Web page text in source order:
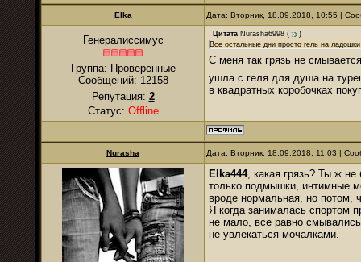
Elka Дата: Вторник, 18.09.2018, 10:55 |
Генералиссимус
Группа: Проверенные
Сообщений: 12158
Репутация: 2
Статус: Offline
Цитата Nurasha6998 (
)
Все остальные дни просто гель на
С меня так грязь не
ушла с геля для душа на
в квадратных коробочках
Nurаsha Дата: Вторник, 18.09.2018, 11:03 |
Elka444, какая грязь? Ты ж
только подмышки, интимные
вроде нормальная, но потом,
Я когда занималась спортом
не мало, все равно
не увлекаться мочалками.